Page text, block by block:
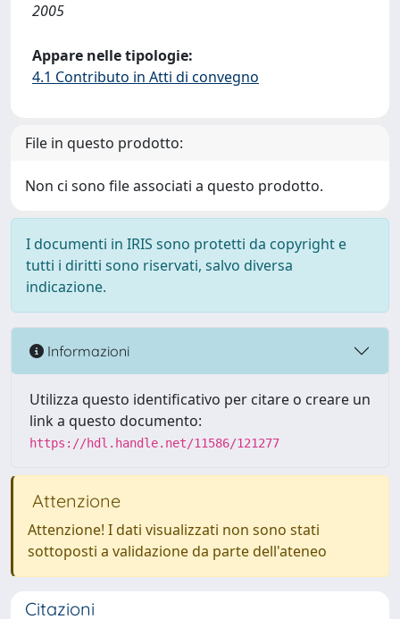
2005
Appare nelle tipologie:
4.1 Contributo in Atti di convegno
File in questo prodotto:
Non ci sono file associati a questo prodotto.
I documenti in IRIS sono protetti da copyright e
tutti i diritti sono riservati, salvo diversa
indicazione.
Informazioni
Utilizza questo identificativo per citare o creare un
link a questo documento:
https://hdl.handle.net/11586/121277
Attenzione
Attenzione! I dati visualizzati non sono stati
sottoposti a validazione da parte dell'ateneo
Citazioni